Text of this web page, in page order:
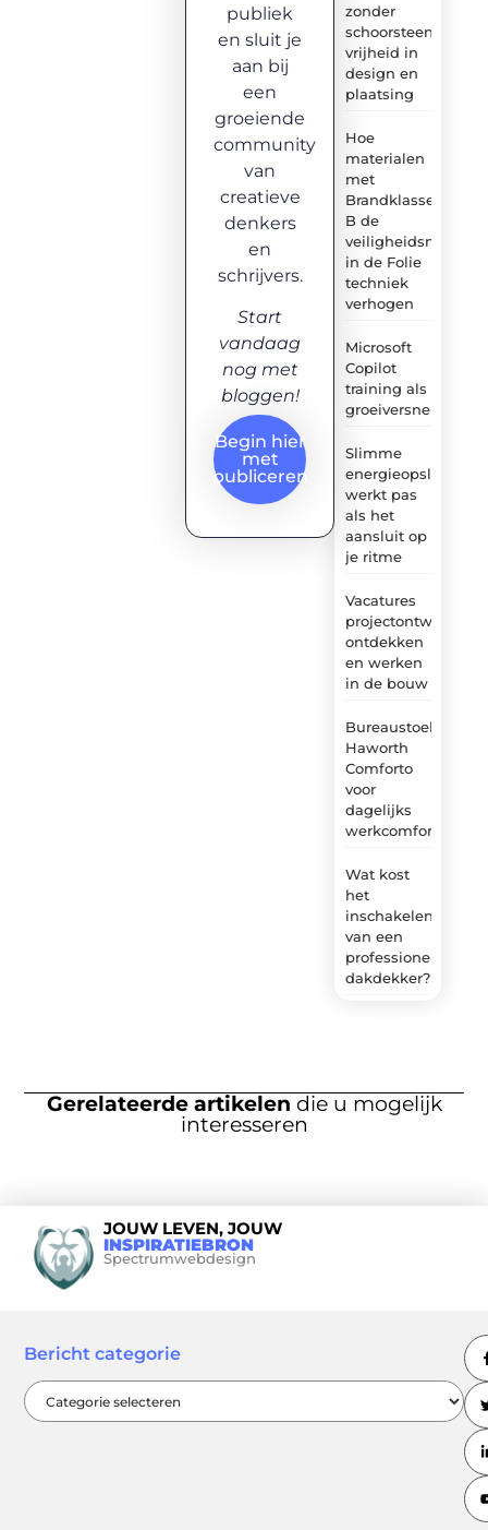
zonder
schoorsteen:
vrijheid in
design en
plaatsing
Hoe
materialen
met
Brandklasse
B de
veiligheidsnormen
in de Folie
techniek
verhogen
Microsoft
Copilot
training als
groeiversneller
Slimme
energieopslag
werkt pas
als het
aansluit op
je ritme
Vacatures
ontdekken
en werken
in de bouw
Bureaustoel
Haworth
Comforto
voor
dagelijks
werkcomfort
Wat kost
het
inschakelen
van een
professionele
dakdekker?
publiek
en sluit je
aan bij
een
groeiende
community
van
creatieve
denkers
en
schrijvers.
Start
vandaag
nog met
bloggen!
Begin hier
met
publiceren
Gerelateerde artikelen die u mogelijk
interesseren
JOUW LEVEN, JOUW
INSPIRATIEBRON
Spectrumwebdesign
Bericht categorie